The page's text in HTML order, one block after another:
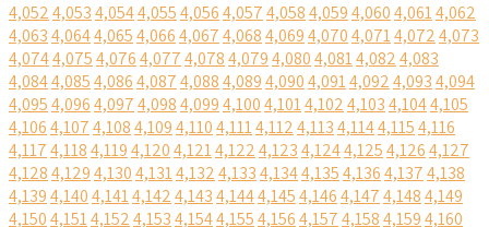
4,0524,0534,0544,0554,0564,0574,0584,0594,0604,0614,062
4,0634,0644,0654,0664,0674,0684,0694,0704,0714,0724,073
4,0744,0754,0764,0774,0784,0794,0804,0814,0824,083
4,0844,0854,0864,0874,0884,0894,0904,0914,0924,0934,094
4,0954,0964,0974,0984,0994,1004,1014,1024,1034,1044,105
4,1064,1074,1084,1094,1104,1114,1124,1134,1144,1154,116
4,1174,1184,1194,1204,1214,1224,1234,1244,1254,1264,127
4,1284,1294,1304,1314,1324,1334,1344,1354,1364,1374,138
4,1394,1404,1414,1424,1434,1444,1454,1464,1474,1484,149
4,1504,1514,1524,1534,1544,1554,1564,1574,1584,1594,160